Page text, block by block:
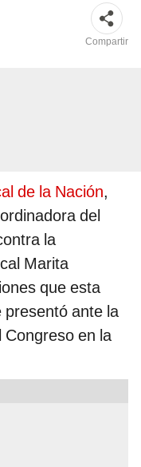
Compartir
de la Nación,
del
la
Marita
que esta
presentó ante la
Congreso en la